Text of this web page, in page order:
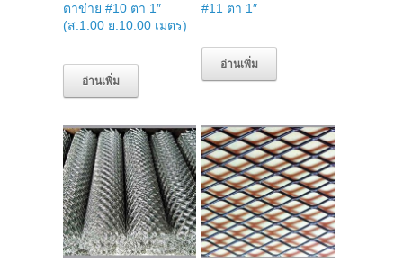
ตาข่าย #10 ตา 1″
(ส.1.00 ย.10.00 เมตร)
อ่านเพิ่ม
#11 ตา 1″
อ่านเพิ่ม